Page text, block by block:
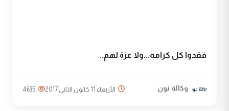
فقدوا كل كرامه...ولا عزة لهم..
وكالة نون الأربعاء 11 كانون الثاني 2017 4635